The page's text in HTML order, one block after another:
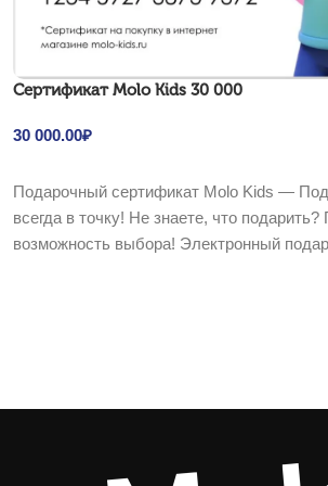
Cертификат Molo Kids 30 000
30 000.00₽
Подарочный сертификат Molo Kids —
всегда в точку! Не знаете, что подарить?
возможность выбора! Электронный